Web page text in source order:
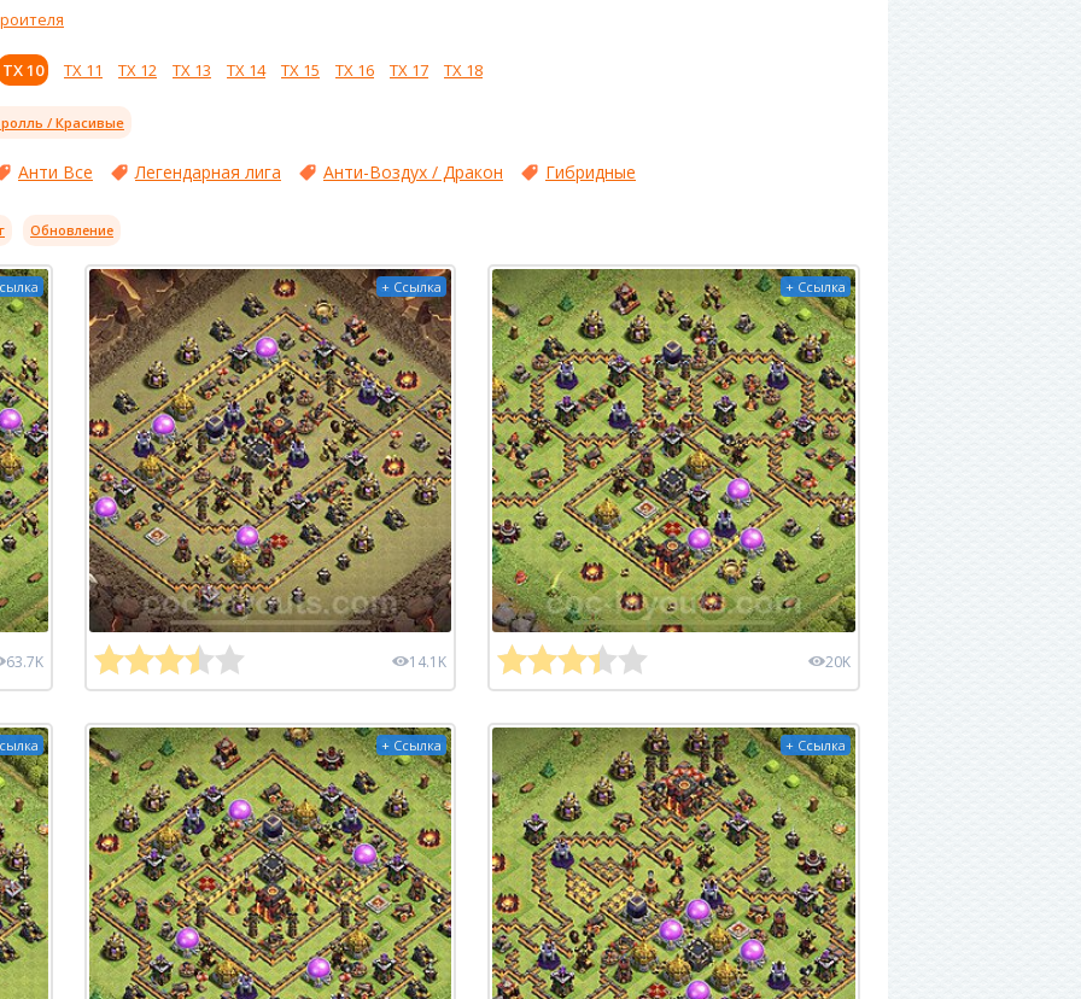
ТХ 10 ТХ 11 ТХ 12 ТХ 13 ТХ 14 ТХ 15 ТХ 16 ТХ 17 ТХ 18
/ Красивые
Анти Все Легендарная лига Анти-Воздух / Дракон Гибридные
Обновление
63.7K
+ Ссылка
14.1K
+ Ссылка
20K
+ Ссылка + Ссылка